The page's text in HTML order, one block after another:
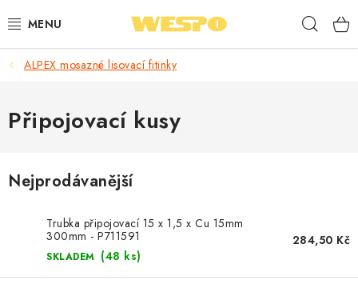
na
ARMATURY PRO TOPENÍ A VODU
TOPENÍ A OHŘEV VODY
VODOINSTALACE
NÁŘADÍ
⭐ NEJLÉPE HODNOCENÉ
ALPEX mosazné lisovací fitinky
Připojovací kusy
Nejprodávanější
Trubka připojovací 15 x 1,5 x Cu 15mm
300mm - P711591
SKLADEM (48 ks)
284,50 Kč